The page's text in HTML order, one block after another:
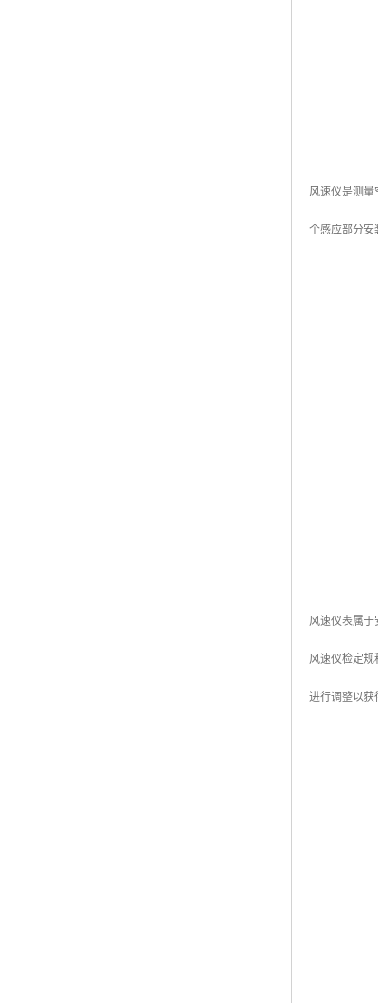
风速仪是测
个感应部分安
风速仪表属于
风速仪检定
进行调整以获